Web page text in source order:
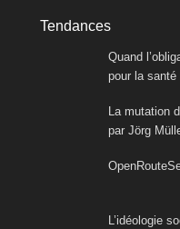
Tendances
Quand
pour la santé
La mutation
par Jörg
L’idéologie